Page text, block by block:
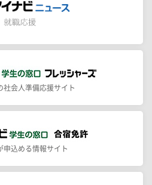
社会人準備応援サイト
申込める情報サイト